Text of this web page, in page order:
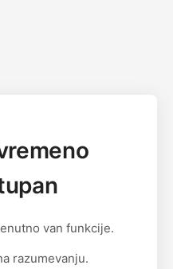
van funkcije.
razumevanju.